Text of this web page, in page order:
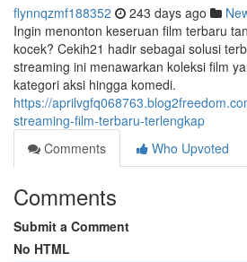
flynnqzmf188352 243 days ago
Ingin menonton keseruan film terbaru
kocek? Cekih21 hadir sebagai solusi
streaming ini menawarkan koleksi film
kategori aksi hingga komedi.
https://
streaming-film-terbaru-terlengkap
Comments
Who Upvoted
Comments
Submit a Comment
No HTML